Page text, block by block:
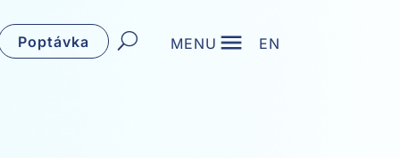
MENU EN
Poptávka